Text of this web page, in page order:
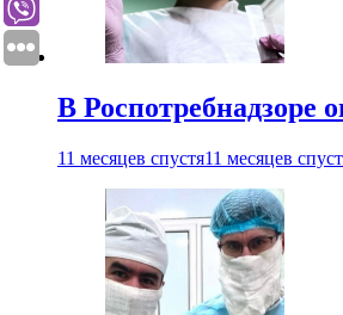
В Роспотребнадзоре
11 месяцев спустя11 месяцев